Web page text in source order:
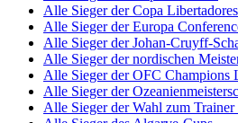
Alle Sieger der Copa Libertadores
Alle Sieger der Europa
Alle Sieger der Johan-Cruyff-
Alle Sieger der nordischen
Alle Sieger der OFC Champions
Alle Sieger der
Alle Sieger der Wahl zum Trainer